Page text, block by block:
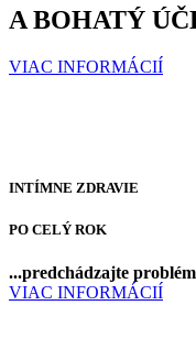
A BOHATÝ
VIAC INFORMÁCIÍ
INTÍMNE ZDRAVIE
PO CELÝ ROK
...predchádzajte
VIAC INFORMÁCIÍ